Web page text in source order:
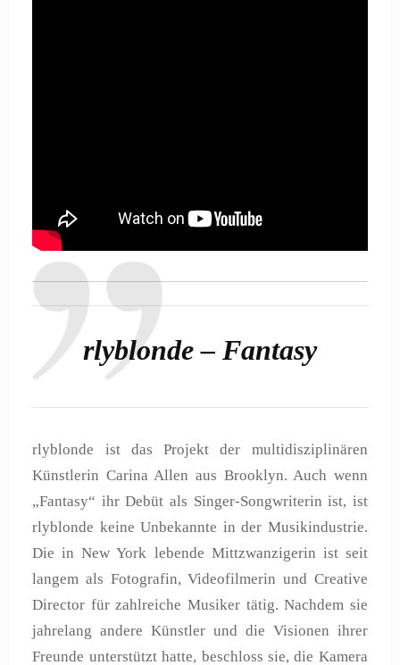
rlyblonde – Fantasy
rlyblonde ist das Projekt der multidisziplinären
Künstlerin Carina Allen aus Brooklyn. Auch wenn
„Fantasy“ ihr Debüt als Singer-Songwriterin ist, ist
rlyblonde keine Unbekannte in der Musikindustrie.
Die in New York lebende Mittzwanzigerin ist seit
langem als Fotografin, Videofilmerin und Creative
Director für zahlreiche Musiker tätig. Nachdem sie
jahrelang andere Künstler und die Visionen ihrer
Freunde unterstützt hatte, beschloss sie, die Kamera